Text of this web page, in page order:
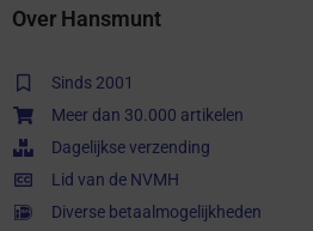
Over Hansmunt
Sinds 2001
Meer dan 30.000 artikelen
Dagelijkse verzending
Lid van de NVMH
Diverse betaalmogelijkheden